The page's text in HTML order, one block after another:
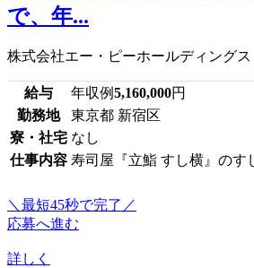
で、年...
株式会社エー・ピーホールディングス
給与 年収例5,160,000円
勤務地
東京都 新宿区
寮・社宅 なし
仕事内容 寿司屋『立鮨 すし横』のす
＼最短45秒で完了／
応募へ進む
詳しく